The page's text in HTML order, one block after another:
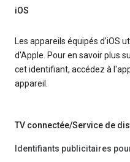
iOS
Les appareils équipés d'iOS
d'Apple. Pour en savoir plus
cet identifiant, accédez à
appareil.
TV connectée/Service de
Identifiants publicitaires